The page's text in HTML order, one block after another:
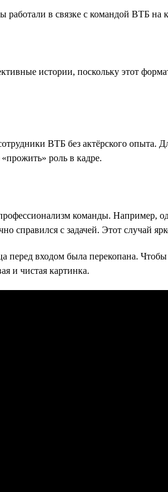
работали в связке с командой ВТБ на
истории, поскольку этот
ВТБ без актёрского опыта.
роль в кадре.
команды. Например,
справился с задачей. Этот случай
входом была перекопана.
и чистая картинка.